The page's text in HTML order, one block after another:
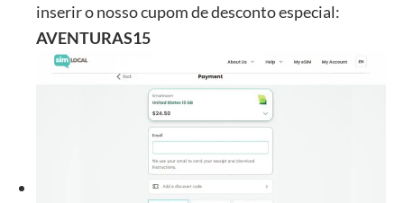
inserir o nosso cupom de desconto especial:
AVENTURAS15